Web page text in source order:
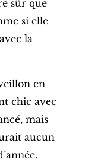
sûr que
si elle
la
en
chic avec
mais
aucun